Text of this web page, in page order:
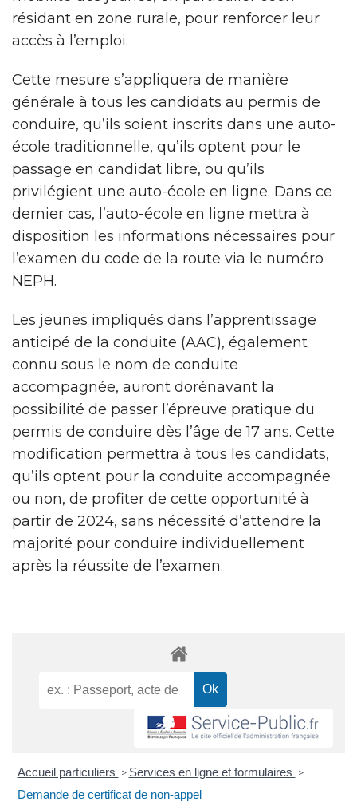
résidant en zone rurale, pour renforcer leur
accès à l’emploi.
Cette mesure s’appliquera de manière
générale à tous les candidats au permis de
conduire, qu’ils soient inscrits dans une auto-
école traditionnelle, qu’ils optent pour le
passage en candidat libre, ou qu’ils
privilégient une auto-école en ligne. Dans ce
dernier cas, l’auto-école en ligne mettra à
disposition les informations nécessaires pour
l’examen du code de la route via le numéro
NEPH.
Les jeunes impliqués dans l’apprentissage
anticipé de la conduite (AAC), également
connu sous le nom de conduite
accompagnée, auront dorénavant la
possibilité de passer l’épreuve pratique du
permis de conduire dès l’âge de 17 ans. Cette
modification permettra à tous les candidats,
qu’ils optent pour la conduite accompagnée
ou non, de profiter de cette opportunité à
partir de 2024, sans nécessité d’attendre la
majorité pour conduire individuellement
après la réussite de l’examen.
Accueil particuliers > Services en ligne et formulaires >
Demande de certificat de non-appel